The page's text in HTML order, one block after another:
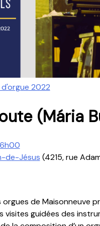
2022
(Mária
de-Jésus (4215, rue
orgues de
visites guidées des